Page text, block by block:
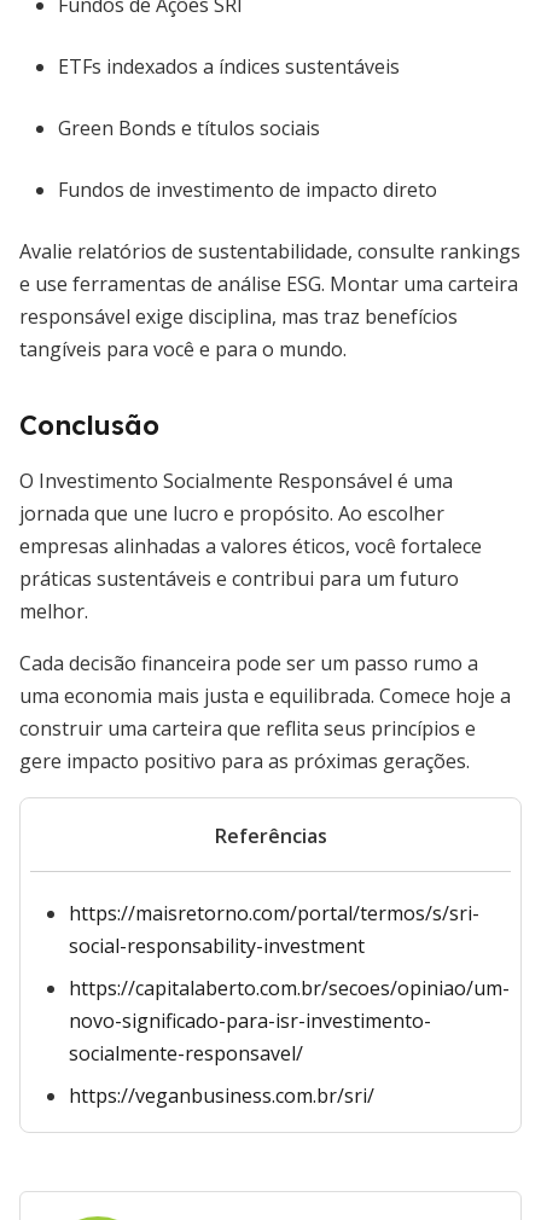
ETFs indexados a índices sustentáveis
Green Bonds e títulos sociais
Fundos de investimento de impacto direto
Avalie relatórios de sustentabilidade, consulte rankings
e use ferramentas de análise ESG. Montar uma carteira
responsável exige disciplina, mas traz benefícios
tangíveis para você e para o mundo.
Conclusão
O Investimento Socialmente Responsável é uma
jornada que une lucro e propósito. Ao escolher
empresas alinhadas a valores éticos, você fortalece
práticas sustentáveis e contribui para um futuro
melhor.
Cada decisão financeira pode ser um passo rumo a
uma economia mais justa e equilibrada. Comece hoje a
construir uma carteira que reflita seus princípios e
gere impacto positivo para as próximas gerações.
Referências
https://maisretorno.com/portal/termos/s/sri-
social-responsability-investment
https://capitalaberto.com.br/secoes/opiniao/um-
novo-significado-para-isr-investimento-
socialmente-responsavel/
https://veganbusiness.com.br/sri/